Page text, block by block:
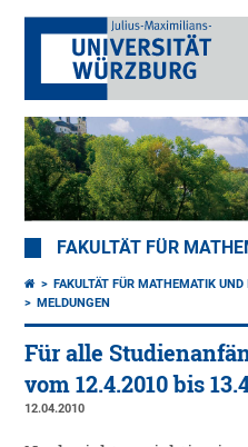
FAKULTÄT FÜR
FAKULTÄT FÜR MATHEMATIK
MELDUNGEN
Für alle
vom 12.4.2010 bis
12.04.2010